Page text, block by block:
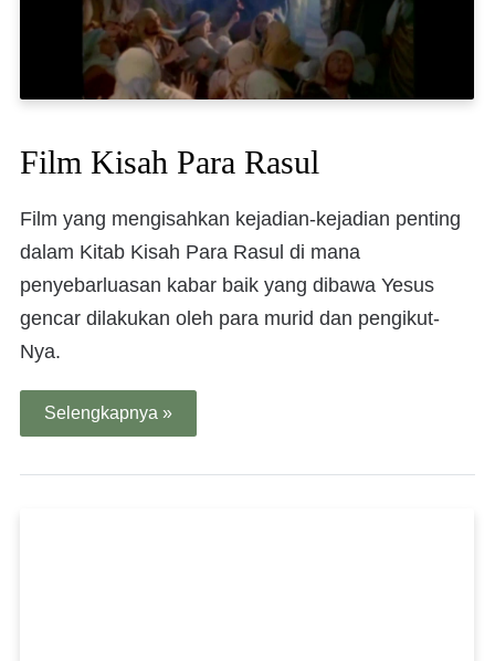
Film Kisah Para Rasul
Film yang mengisahkan kejadian-kejadian penting
dalam Kitab Kisah Para Rasul di mana
penyebarluasan kabar baik yang dibawa Yesus
gencar dilakukan oleh para murid dan pengikut-
Nya.
Selengkapnya »